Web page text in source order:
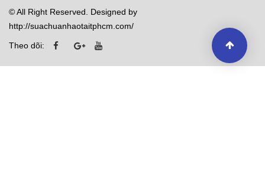
© All Right Reserved. Designed by
http://suachuanhaotaitphcm.com/
Theo dõi: